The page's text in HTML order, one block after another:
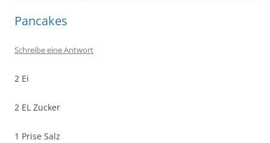
Pancakes
Schreibe eine Antwort
2 Ei
2 EL Zucker
1 Prise Salz